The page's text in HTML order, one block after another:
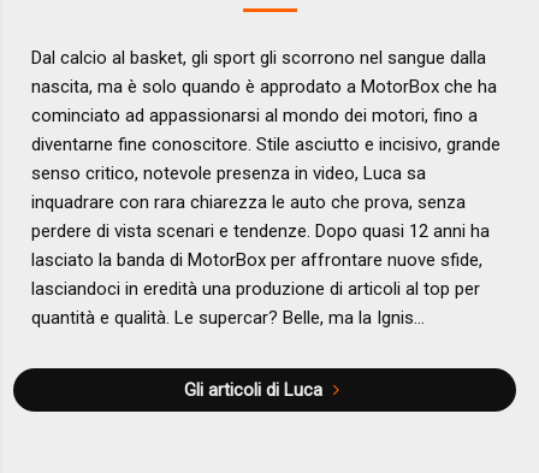
Dal calcio al basket, gli sport gli scorrono nel sangue dalla
nascita, ma è solo quando è approdato a MotorBox che ha
cominciato ad appassionarsi al mondo dei motori, fino a
diventarne fine conoscitore. Stile asciutto e incisivo, grande
senso critico, notevole presenza in video, Luca sa
inquadrare con rara chiarezza le auto che prova, senza
perdere di vista scenari e tendenze. Dopo quasi 12 anni ha
lasciato la banda di MotorBox per affrontare nuove sfide,
lasciandoci in eredità una produzione di articoli al top per
quantità e qualità. Le supercar? Belle, ma la Ignis...
Gli articoli di Luca